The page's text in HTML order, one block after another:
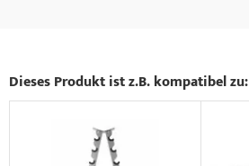
Dieses Produkt ist z.B. kompatibel zu: